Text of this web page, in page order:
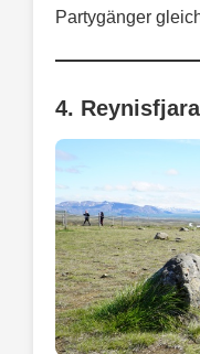
Partygänger
4.